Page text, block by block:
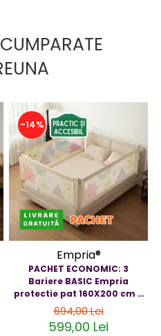
-14%
Empria®
PACHET ECONOMIC: 3
Bariere BASIC Empria
protectie pat 160X200 cm +
bara stabilizatoare
694,00 Lei
599,00 Lei